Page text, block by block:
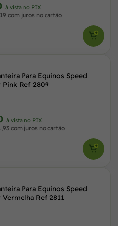
à vista no PIX
com juros no cartão
Para Equinos Speed
Ref 2809
à vista no PIX
com juros no cartão
Para Equinos Speed
Ref 2811